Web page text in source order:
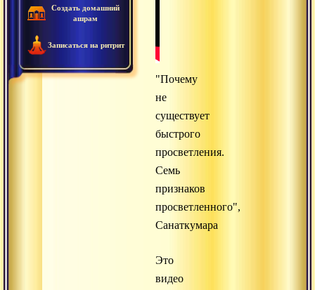
Создать домашний
ашрам
Записаться на ритрит
"Почему
не
существует
быстрого
просветления.
Семь
признаков
просветленного",
Санаткумара
Это
видео